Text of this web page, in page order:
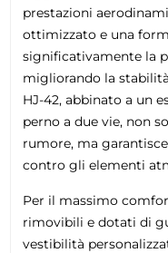
prestazioni
ottimizzato e una
significativamente la
migliorando la
HJ-42, abbinato a un
perno a due vie, non
rumore, ma
contro gli elementi
Per il massimo
rimovibili e dotati di
vestibilità